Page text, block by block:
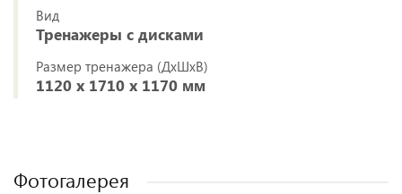
Вид
Тренажеры с дисками
Размер тренажера (ДxШxВ)
1120 х 1710 х 1170 мм
Фотогалерея